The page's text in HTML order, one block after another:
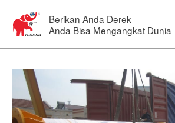
Berikan Anda Derek
Anda Bisa Mengangkat Dunia
Kendaraan beroda
Derek Overhead